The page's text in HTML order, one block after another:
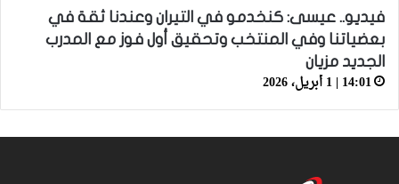
فيديو.. عيسى: كنخدمو في التيران وعندنا ثقة في
بعضياتنا وفي المنتخب وتحقيق أول فوز مع المدرب
الجديد مزيان
14:01 | 1 أبريل، 2026